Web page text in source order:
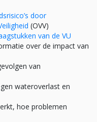
door
(OVV)
van de VU
over de impact van
van
wateroverlast en
hoe problemen